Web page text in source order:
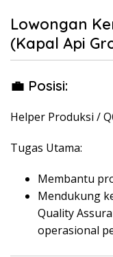
Lowongan
(Kapal Api
💼 Posisi:
Helper Produksi /
Tugas Utama:
Membantu
Mendukung
Quality
operasional